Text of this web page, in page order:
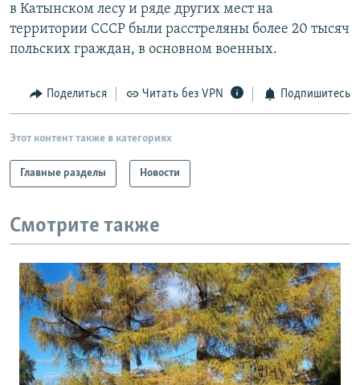
в Катынском лесу и ряде других мест на
территории СССР были расстреляны более 20 тысяч
польских граждан, в основном военных.
Поделиться Читать без VPN Подпишитесь
Этот контент также в категориях
Главные разделы Новости
Смотрите также